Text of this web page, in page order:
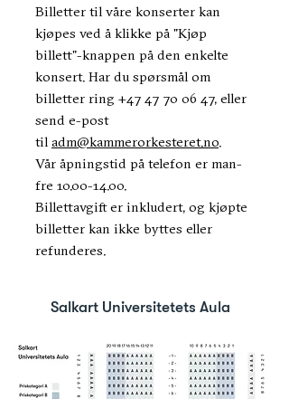
Billetter til våre konserter kan
kjøpes ved å klikke på "Kjøp
billett"-knappen på den enkelte
konsert. Har du spørsmål om
billetter ring +47 47 70 06 47, eller
send e-post
til adm@kammerorkesteret.no.
Vår åpningstid på telefon er man-
fre 10.00-14.00.
Billettavgift er inkludert, og kjøpte
billetter kan ikke byttes eller
refunderes.
Salkart Universitetets Aula